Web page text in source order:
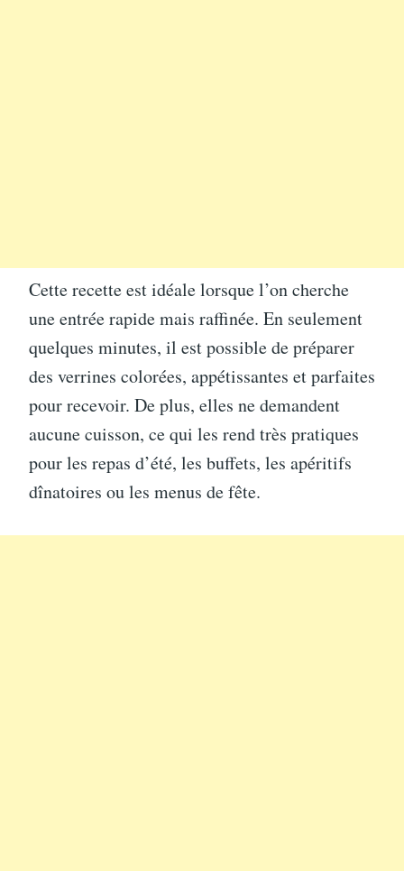
Cette recette est idéale lorsque l’on cherche
une entrée rapide mais raffinée. En seulement
quelques minutes, il est possible de préparer
des verrines colorées, appétissantes et parfaites
pour recevoir. De plus, elles ne demandent
aucune cuisson, ce qui les rend très pratiques
pour les repas d’été, les buffets, les apéritifs
dînatoires ou les menus de fête.